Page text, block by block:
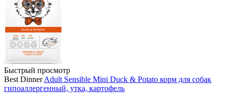
Быстрый просмотр
Best Dinner Adult Sensible Mini Duck & Potato корм для собак
гипоаллергенный, утка, картофель